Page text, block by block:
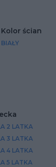
Kolor ścian
BIAŁY
2 LATKA
3 LATKA
4 LATKA
5 LATKA